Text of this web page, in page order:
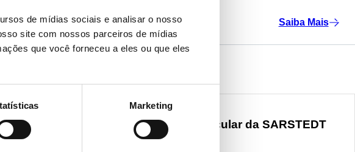
de mídias sociais e analisar o nosso
site com nossos parceiros de mídias
que você forneceu a eles ou que eles
Marketing
Saiba Mais
fluxo de trabalho de diagnóstico molecular da SARSTEDT
& Flow - Perfeitamente coordenado!